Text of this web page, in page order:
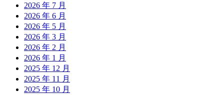
2026 年 7 月
2026 年 6 月
2026 年 5 月
2026 年 3 月
2026 年 2 月
2026 年 1 月
2025 年 12 月
2025 年 11 月
2025 年 10 月